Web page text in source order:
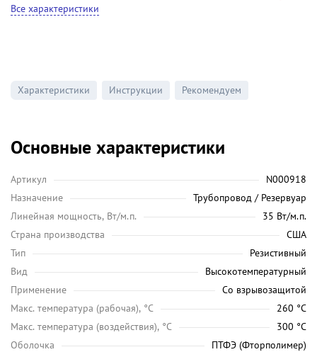
Все характеристики
Характеристики Инструкции Рекомендуем
Основные характеристики
Артикул
N000918
Назначение
Трубопровод / Резервуар
Линейная мощность, Вт/м.п.
35 Вт/м.п.
Страна производства
США
Тип
Резистивный
Вид
Высокотемпературный
Применение
Со взрывозащитой
Maкс. температура (рабочая), °C
260 °C
Макс. температура (воздействия), °C
300 °C
Оболочка
ПТФЭ (Фторполимер)